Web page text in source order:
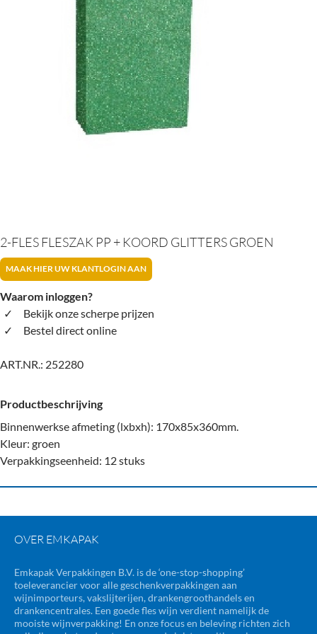
2-FLES FLESZAK PP + KOORD GLITTERS GROEN
MAAK HIER UW KLANTLOGIN AAN
Waarom inloggen?
Bekijk onze scherpe prijzen
Bestel direct online
ART.NR.: 252280
Productbeschrijving
Binnenwerkse afmeting (lxbxh): 170x85x360mm.
Kleur: groen
Verpakkingseenheid: 12 stuks
OVER EMKAPAK
Emkapak Verpakkingen B.V. is de ‘one-stop-shopping’
toeleverancier voor alle geschenkverpakkingen aan
wijnimporteurs, vakslijterijen, drankengroothandels en
drankencentrales. Een goede fles wijn verdient namelijk de
mooiste wijnverpakking! En onze focus en beleving richten zich